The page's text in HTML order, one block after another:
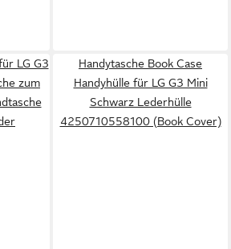
LG G3
zum
Handytasche Book Case
Handyhülle für LG G3 Mini
Schwarz Lederhülle
4250710558100 (Book Cover)